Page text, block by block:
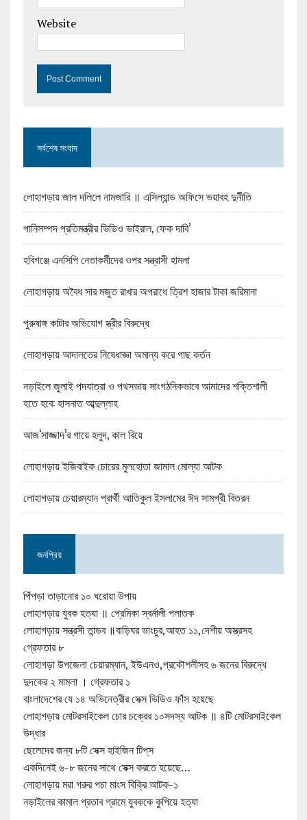
Website
সর্বশেষ সংবাদ
লোহাগড়ায় জাল দলিলে নামজারি ॥ এসিল্যান্ড অফিসে ভয়াবহ দুর্নীতি
পানিসম্পদ প্রতিমন্ত্রীর ভিডিও ভাইরাল, ফেক দাবি’
হবিগঞ্জে এনসিপি নেতাকর্মীদের ওপর সন্ত্রাসী হামলা
লোহাগড়ায় অবৈধ সার মজুত রাখার অপরাধে ত্রিশ হাজার টাকা জরিমানা
পুরুষাঙ্গ কাটার অভিযোগ স্ত্রীর বিরুদ্ধে
লোহাগড়ায় আদালতের নিষেধাজ্ঞা অমান্য করে গাছ কর্তন
নড়াইলে জুলাই পদযাত্রা ও পথসভায় সাংগঠনিকভাবে আমাদের শক্তিশালী
হতে হবে: হাসনাত আব্দুল্লাহ
আজ‘সাজ্জাদ’র গায়ে হলুদ, কাল বিয়ে
লোহাগড়ায় ইজিবাইক চোরের মুলহোতা জামাল মোল্যা আটক
লোহাগড়ায় চেয়ারম্যান প্রার্থী আতিকুল ইসলামের ঈদ সামগ্রী বিতরন
জনপ্রিয়
পিঁপড়া তাড়ানোর ১০ ঘরোয়া উপায়
লোহাগড়ায় যুবক হত্যা ॥ প্রেমিকা স্বর্নালী পলাতক
লোহাগড়ায় সন্ত্রসী তান্ডব ॥বাড়িঘর ভাংচুর,আহত ১১,দেশীয় অস্ত্রসহ
গ্রেফতার ৮
লোহাগড়া উপজেলা চেয়ারম্যান, ইউএনও,প্রকৌশলীসহ ৬ জনের বিরুদ্ধে
দুদকের ২ মামলা । গ্রেফতার ১
বাংলাদেশের যে ১৪ অভিনেত্রীর সেক্স ভিডিও ফাঁস হয়েছে
লোহাগড়ায় মোটরসাইকেল চোর চক্রের ১০সদস্য আটক ॥ ৪টি মোটরসাইকেল
উদ্ধার
ছেলেদের জন্য ৮টি সেক্স হাইজিন টিপ্‌স
একদিনেই ৬-৮ জনের সাথে সেক্স করতে হয়েছে…
লোহাগড়ায় মরা গরুর পচা মাংস বিক্রি আটক-১
নড়াইলের কামাল প্রতাব গ্রামে যুবককে কুপিয়ে হত্যা